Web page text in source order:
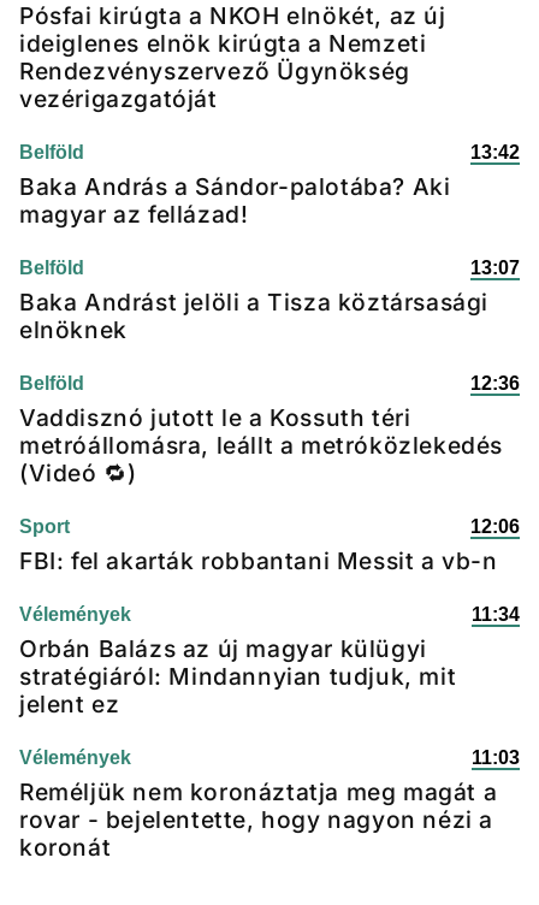
Pósfai kirúgta a NKOH elnökét, az új
ideiglenes elnök kirúgta a Nemzeti
Rendezvényszervező Ügynökség
vezérigazgatóját
Belföld 13:42
Baka András a Sándor-palotába? Aki
magyar az fellázad!
Belföld 13:07
Baka Andrást jelöli a Tisza köztársasági
elnöknek
Belföld 12:36
Vaddisznó jutott le a Kossuth téri
metróállomásra, leállt a metróközlekedés
(Videó 🔁)
Sport 12:06
FBI: fel akarták robbantani Messit a vb-n
Vélemények 11:34
Orbán Balázs az új magyar külügyi
stratégiáról: Mindannyian tudjuk, mit
jelent ez
Vélemények 11:03
Reméljük nem koronáztatja meg magát a
rovar - bejelentette, hogy nagyon nézi a
koronát